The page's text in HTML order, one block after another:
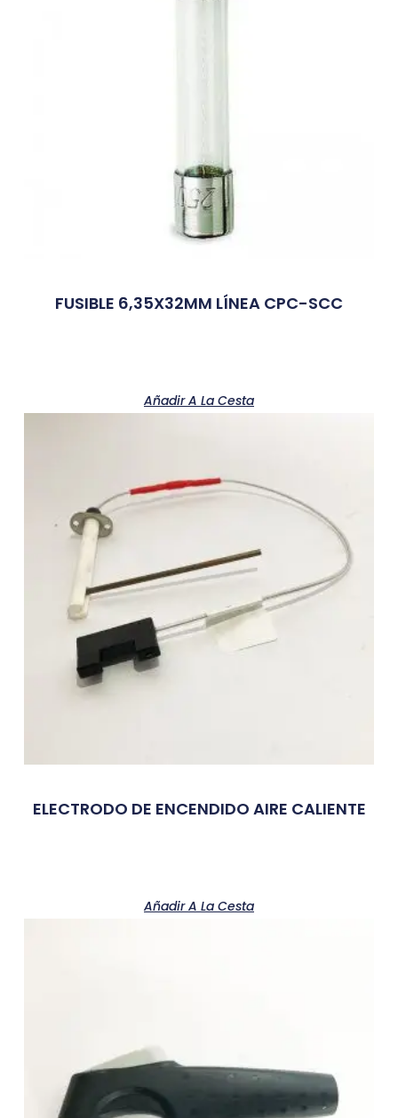
FUSIBLE 6,35X32MM LÍNEA CPC-SCC
Añadir A La Cesta
ELECTRODO DE ENCENDIDO AIRE CALIENTE
Añadir A La Cesta